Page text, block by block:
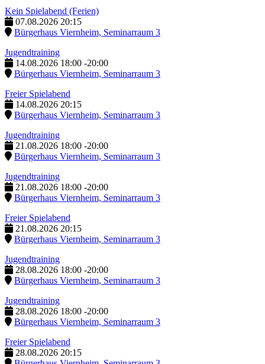
Kein Spielabend (Ferien)
07.08.2026 20:15
Bürgerhaus Viernheim, Seminarraum 3
Jugendtraining
14.08.2026 18:00 -20:00
Bürgerhaus Viernheim, Seminarraum 3
Freier Spielabend
14.08.2026 20:15
Bürgerhaus Viernheim, Seminarraum 3
Jugendtraining
21.08.2026 18:00 -20:00
Bürgerhaus Viernheim, Seminarraum 3
Jugendtraining
21.08.2026 18:00 -20:00
Bürgerhaus Viernheim, Seminarraum 3
Freier Spielabend
21.08.2026 20:15
Bürgerhaus Viernheim, Seminarraum 3
Jugendtraining
28.08.2026 18:00 -20:00
Bürgerhaus Viernheim, Seminarraum 3
Jugendtraining
28.08.2026 18:00 -20:00
Bürgerhaus Viernheim, Seminarraum 3
Freier Spielabend
28.08.2026 20:15